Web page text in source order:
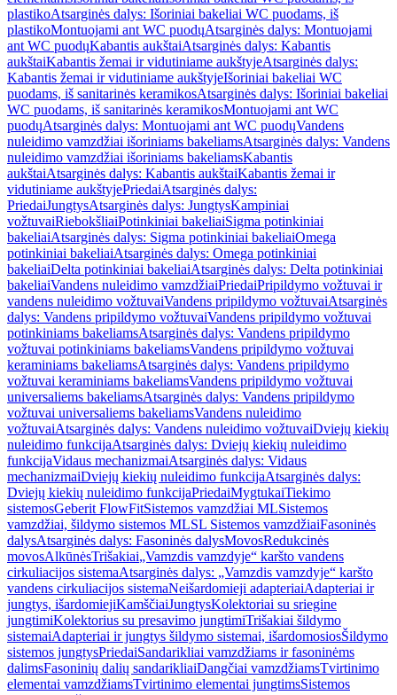
plastikoAtsarginės dalys: Išoriniai bakeliai WC puodams, iš
plastikoMontuojami ant WC puodųAtsarginės dalys: Montuojami
ant WC puodųKabantis aukštaiAtsarginės dalys: Kabantis
aukštaiKabantis žemai ir vidutiniame aukštyjeAtsarginės dalys:
Kabantis žemai ir vidutiniame aukštyjeIšoriniai bakeliai WC
puodams, iš sanitarinės keramikosAtsarginės dalys: Išoriniai bakeliai
WC puodams, iš sanitarinės keramikosMontuojami ant WC
puodųAtsarginės dalys: Montuojami ant WC puodųVandens
nuleidimo vamzdžiai išoriniams bakeliamsAtsarginės dalys: Vandens
nuleidimo vamzdžiai išoriniams bakeliamsKabantis
aukštaiAtsarginės dalys: Kabantis aukštaiKabantis žemai ir
vidutiniame aukštyjePriedaiAtsarginės dalys:
PriedaiJungtysAtsarginės dalys: JungtysKampiniai
vožtuvaiRiebokšliaiPotinkiniai bakeliaiSigma potinkiniai
bakeliaiAtsarginės dalys: Sigma potinkiniai bakeliaiOmega
potinkiniai bakeliaiAtsarginės dalys: Omega potinkiniai
bakeliaiDelta potinkiniai bakeliaiAtsarginės dalys: Delta potinkiniai
bakeliaiVandens nuleidimo vamzdžiaiPriedaiPripildymo vožtuvai ir
vandens nuleidimo vožtuvaiVandens pripildymo vožtuvaiAtsarginės
dalys: Vandens pripildymo vožtuvaiVandens pripildymo vožtuvai
potinkiniams bakeliamsAtsarginės dalys: Vandens pripildymo
vožtuvai potinkiniams bakeliamsVandens pripildymo vožtuvai
keraminiams bakeliamsAtsarginės dalys: Vandens pripildymo
vožtuvai keraminiams bakeliamsVandens pripildymo vožtuvai
universaliems bakeliamsAtsarginės dalys: Vandens pripildymo
vožtuvai universaliems bakeliamsVandens nuleidimo
vožtuvaiAtsarginės dalys: Vandens nuleidimo vožtuvaiDviejų kiekių
nuleidimo funkcijaAtsarginės dalys: Dviejų kiekių nuleidimo
funkcijaVidaus mechanizmaiAtsarginės dalys: Vidaus
mechanizmaiDviejų kiekių nuleidimo funkcijaAtsarginės dalys:
Dviejų kiekių nuleidimo funkcijaPriedaiMygtukaiTiekimo
sistemosGeberit FlowFitSistemos vamzdžiai MLSistemos
vamzdžiai, šildymo sistemos MLSL Sistemos vamzdžiaiFasoninės
dalysAtsarginės dalys: Fasoninės dalysMovosRedukcinės
movosAlkūnėsTrišakiai„Vamzdis vamzdyje“ karšto vandens
cirkuliacijos sistemaAtsarginės dalys: „Vamzdis vamzdyje“ karšto
vandens cirkuliacijos sistemaNeišardomieji adapteriaiAdapteriai ir
jungtys, išardomiejiKamščiaiJungtysKolektoriai su sriegine
jungtimiKolektorius su presavimo jungtimiTrišakiai šildymo
sistemaiAdapteriai ir jungtys šildymo sistemai, išardomosiosŠildymo
sistemos jungtysPriedaiSandarikliai vamzdžiams ir fasoninėms
dalimsFasoninių dalių sandarikliaiDangčiai vamzdžiamsTvirtinimo
elementai vamzdžiamsTvirtinimo elementai jungtimsSistemos